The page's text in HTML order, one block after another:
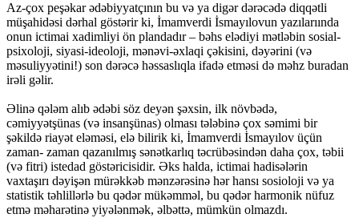
Az-çox peşəkar ədəbiyyatçının bu və ya digər dərəcədə diqqətli
müşahidəsi dərhal göstərir ki, İmamverdi İsmayılovun yazılarıında
onun ictimai xadimliyi ön plandadır – bəhs elədiyi mətləbin sosial-
psixoloji, siyasi-ideoloji, mənəvi-əxlaqi çəkisini, dəyərini (və
məsuliyyətini!) son dərəcə həssaslıqla ifadə etməsi də məhz buradan
irəli gəlir.
Əlinə qələm alıb ədəbi söz deyən şəxsin, ilk növbədə,
cəmiyyətşünas (və insanşünas) olması tələbinə çox səmimi bir
şəkildə riayət eləməsi, elə bilirik ki, İmamverdi İsmayılov üçün
zaman- zaman qazanılmış sənətkarlıq təcrübəsindən daha çox, təbii
(və fitri) istedad göstəricisidir. Əks halda, ictimai hadisələrin
vaxtaşırı dəyişən mürəkkəb mənzərəsinə hər hansı sosioloji və ya
statistik təhlillərlə bu qədər mükəmməl, bu qədər harmonik nüfuz
etmə məharətinə yiyələnmək, əlbəttə, mümkün olmazdı.